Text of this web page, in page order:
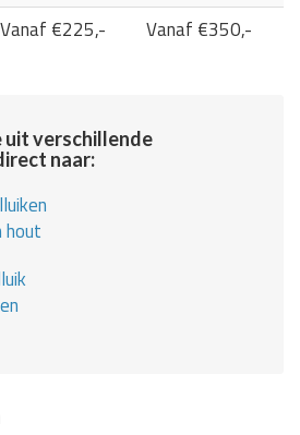
Vanaf €225,- Vanaf €350,-
uit verschillende
naar:
hout